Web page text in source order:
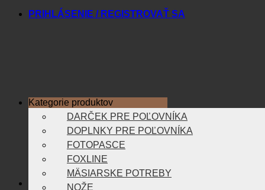
PRIHLÁSENIE / REGISTROVAŤ SA
Kategorie produktov
DARČEK PRE POĽOVNÍKA
DOPLNKY PRE POĽOVNÍKA
FOTOPASCE
FOXLINE
MÄSIARSKE POTREBY
NOŽE